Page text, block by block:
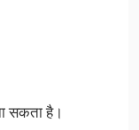
सकता है।